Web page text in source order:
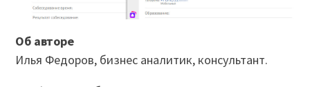
Об авторе
Илья Федоров, бизнес аналитик, консультант.